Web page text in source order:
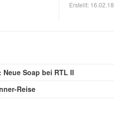
Erstellt: 16.02.18
Soap bei RTL II
Reise